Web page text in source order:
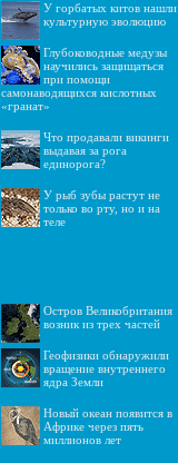
У горбатых китов нашли
культурную эволюцию
Глубоководные медузы
научились защищаться
при помощи
самонаводящихся кислотных
«гранат»
Что продавали викинги
выдавая за рога
единорога?
У рыб зубы растут не
только во рту, но и на
теле
Остров Великобритания
возник из трех частей
Геофизики обнаружили
вращение внутреннего
ядра Земли
Новый океан появится в
Африке через пять
миллионов лет